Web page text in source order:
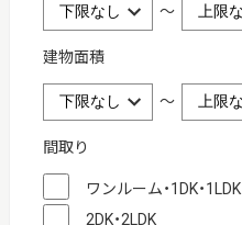
～
建物面積
～
間取り
ワンルーム・1DK・1LDK
2DK・2LDK